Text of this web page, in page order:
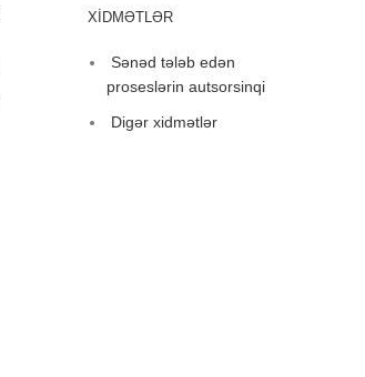
XİDMƏTLƏR
Sənəd tələb edən
proseslərin autsorsinqi
Digər xidmətlər